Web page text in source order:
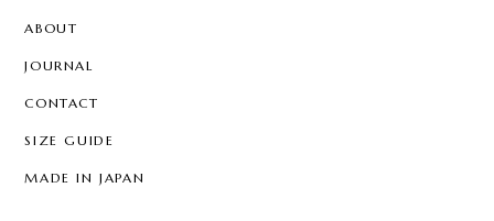
ABOUT
JOURNAL
CONTACT
SIZE GUIDE
MADE IN JAPAN